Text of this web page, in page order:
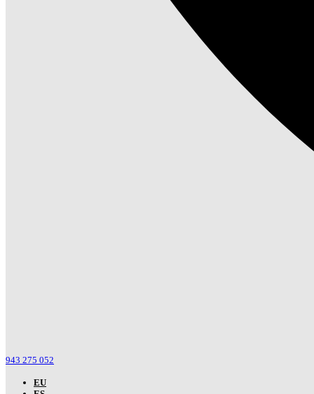
943 275 052
EU